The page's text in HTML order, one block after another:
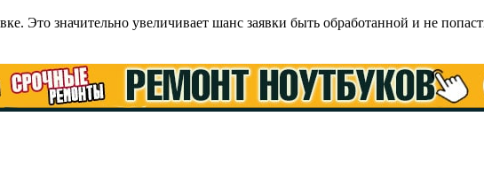
значительно увеличивает шанс заявки быть обработанной и не